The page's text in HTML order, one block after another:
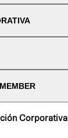
Corporativa